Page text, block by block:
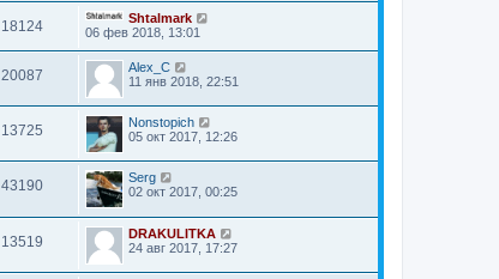
18124
Shtalmark
06 фев 2018, 13:01
20087
Alex_C
11 янв 2018, 22:51
13725
Nonstopich
05 окт 2017, 12:26
43190
Serg
02 окт 2017, 00:25
13519
DRAKULITKA
24 авг 2017, 17:27